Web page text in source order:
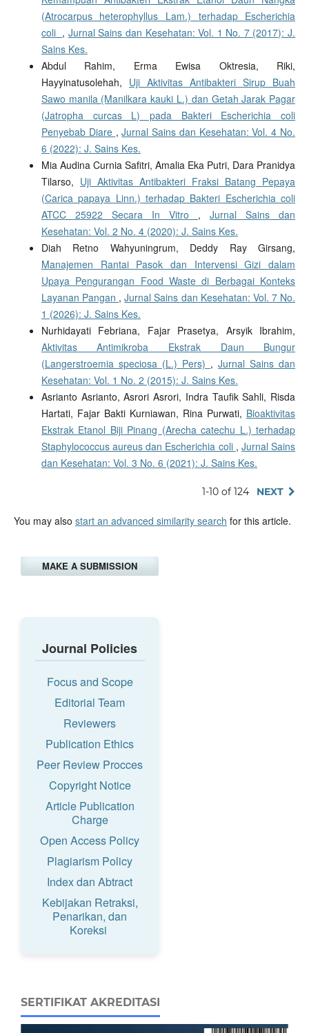
(Atrocarpus heterophyllus Lam.) terhadap Escherichia
coli , Jurnal Sains dan Kesehatan: Vol. 1 No. 7 (2017): J.
Sains Kes.
Abdul Rahim, Erma Ewisa Oktresia, Riki,
Hayyinatusolehah, Uji Aktivitas Antibakteri Sirup Buah
Sawo manila (Manilkara kauki L.) dan Getah Jarak Pagar
(Jatropha curcas L) pada Bakteri Escherichia coli
Penyebab Diare ,Jurnal Sains dan Kesehatan: Vol. 4 No.
6 (2022): J. Sains Kes.
Mia Audina Curnia Safitri, Amalia Eka Putri, Dara Pranidya
Tilarso, Uji Aktivitas Antibakteri Fraksi Batang Pepaya
(Carica papaya Linn.) terhadap Bakteri Escherichia coli
ATCC 25922 Secara In Vitro ,Jurnal Sains dan
Kesehatan: Vol. 2 No. 4 (2020): J. Sains Kes.
Diah Retno Wahyuningrum, Deddy Ray Girsang,
Manajemen Rantai Pasok dan Intervensi Gizi dalam
Upaya Pengurangan Food Waste di Berbagai Konteks
Layanan Pangan ,Jurnal Sains dan Kesehatan: Vol. 7 No.
1 (2026): J. Sains Kes.
Nurhidayati Febriana, Fajar Prasetya, Arsyik Ibrahim,
Aktivitas Antimikroba Ekstrak Daun Bungur
(Langerstroemia speciosa (L.) Pers) ,Jurnal Sains dan
Kesehatan: Vol. 1 No. 2 (2015): J. Sains Kes.
Asrianto Asrianto, Asrori Asrori, Indra Taufik Sahli, Risda
Hartati, Fajar Bakti Kurniawan, Rina Purwati, Bioaktivitas
Ekstrak Etanol Biji Pinang (Arecha catechu L.) terhadap
Staphylococcus aureus dan Escherichia coli , Jurnal Sains
dan Kesehatan: Vol. 3 No. 6 (2021): J. Sains Kes.
1-10 of 124 NEXT
You may also start an advanced similarity search for this article.
MAKE A SUBMISSION
Journal Policies
Focus and Scope
Editorial Team
Reviewers
Publication Ethics
Peer Review Procces
Copyright Notice
Article Publication
Charge
Open Access Policy
Plagiarism Policy
Index dan Abtract
Kebijakan Retraksi,
Penarikan, dan
Koreksi
SERTIFIKAT AKREDITASI